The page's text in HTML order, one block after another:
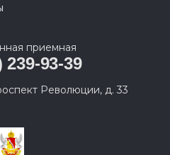
приемная
239-93-39
Революции, д. 33